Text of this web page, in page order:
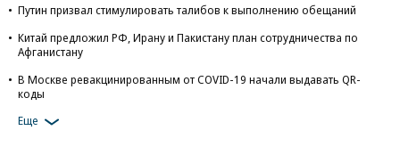
Путин призвал стимулировать талибов к выполнению обещаний
Китай предложил РФ, Ирану и Пакистану план сотрудничества по
Афганистану
В Москве ревакцинированным от COVID-19 начали выдавать QR-
коды
Еще